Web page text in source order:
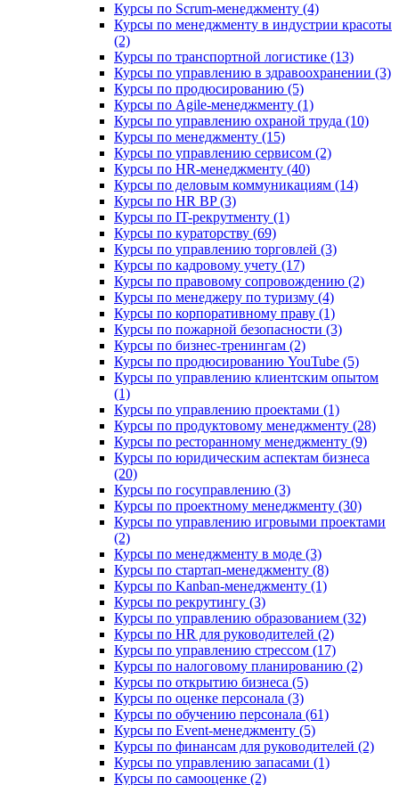
Курсы по Scrum-менеджменту (4)
Курсы по менеджменту в индустрии красоты
(2)
Курсы по транспортной логистике (13)
Курсы по управлению в здравоохранении (3)
Курсы по продюсированию (5)
Курсы по Agile-менеджменту (1)
Курсы по управлению охраной труда (10)
Курсы по менеджменту (15)
Курсы по управлению сервисом (2)
Курсы по HR-менеджменту (40)
Курсы по деловым коммуникациям (14)
Курсы по HR BP (3)
Курсы по IT-рекрутменту (1)
Курсы по кураторству (69)
Курсы по управлению торговлей (3)
Курсы по кадровому учету (17)
Курсы по правовому сопровождению (2)
Курсы по менеджеру по туризму (4)
Курсы по корпоративному праву (1)
Курсы по пожарной безопасности (3)
Курсы по бизнес-тренингам (2)
Курсы по продюсированию YouTube (5)
Курсы по управлению клиентским опытом
(1)
Курсы по управлению проектами (1)
Курсы по продуктовому менеджменту (28)
Курсы по ресторанному менеджменту (9)
Курсы по юридическим аспектам бизнеса
(20)
Курсы по госуправлению (3)
Курсы по проектному менеджменту (30)
Курсы по управлению игровыми проектами
(2)
Курсы по менеджменту в моде (3)
Курсы по стартап-менеджменту (8)
Курсы по Kanban-менеджменту (1)
Курсы по рекрутингу (3)
Курсы по управлению образованием (32)
Курсы по HR для руководителей (2)
Курсы по управлению стрессом (17)
Курсы по налоговому планированию (2)
Курсы по открытию бизнеса (5)
Курсы по оценке персонала (3)
Курсы по обучению персонала (61)
Курсы по Event-менеджменту (5)
Курсы по финансам для руководителей (2)
Курсы по управлению запасами (1)
Курсы по самооценке (2)